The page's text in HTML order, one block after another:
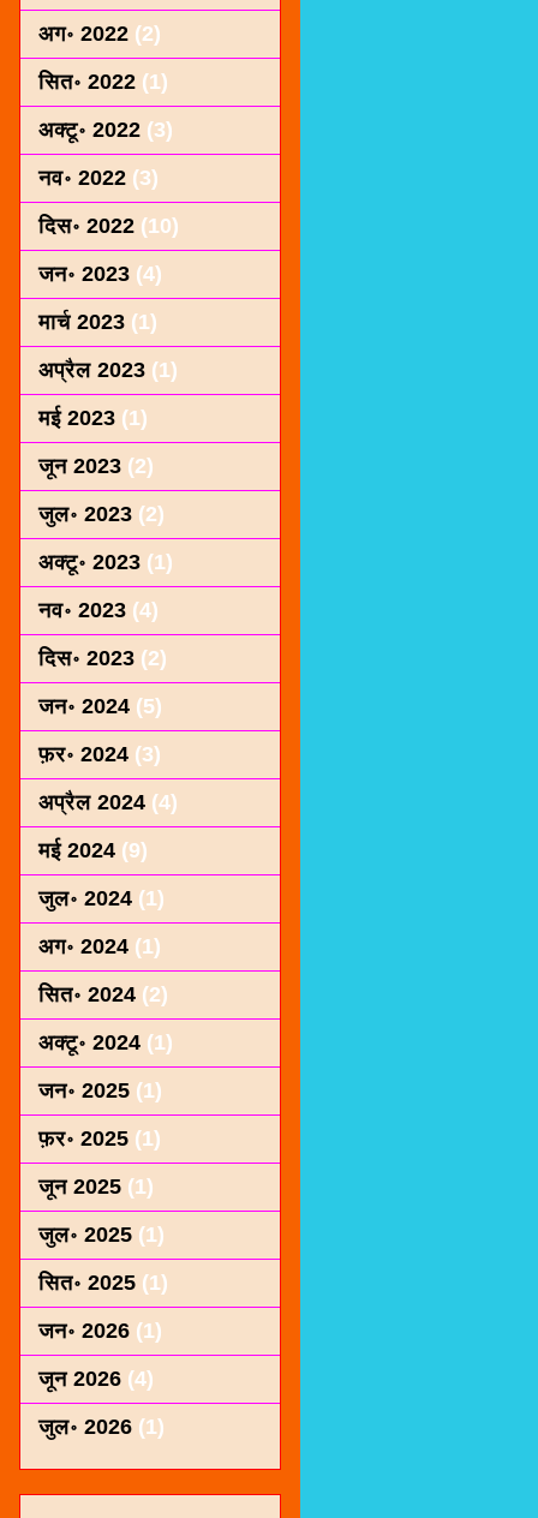
अग॰ 2022 (2)
सित॰ 2022 (1)
अक्टू॰ 2022 (3)
नव॰ 2022 (3)
दिस॰ 2022 (10)
जन॰ 2023 (4)
मार्च 2023 (1)
अप्रैल 2023 (1)
मई 2023 (1)
जून 2023 (2)
जुल॰ 2023 (2)
अक्टू॰ 2023 (1)
नव॰ 2023 (4)
दिस॰ 2023 (2)
जन॰ 2024 (5)
फ़र॰ 2024 (3)
अप्रैल 2024 (4)
मई 2024 (9)
जुल॰ 2024 (1)
अग॰ 2024 (1)
सित॰ 2024 (2)
अक्टू॰ 2024 (1)
जन॰ 2025 (1)
फ़र॰ 2025 (1)
जून 2025 (1)
जुल॰ 2025 (1)
सित॰ 2025 (1)
जन॰ 2026 (1)
जून 2026 (4)
जुल॰ 2026 (1)